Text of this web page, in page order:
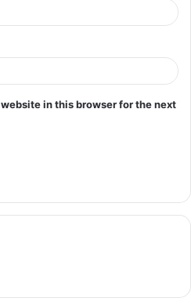
in this browser for the next